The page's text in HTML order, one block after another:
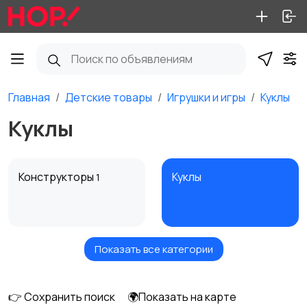
Главная Детские товары Игрушки и игры Куклы
Куклы
Конструкторы 1 Куклы
Машинки и техника
Погремушки и
Показать все категории
👉 Сохранить поиск
🌍Показать на карте